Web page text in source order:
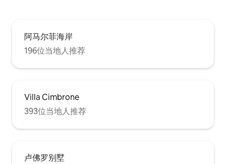
阿马尔菲海岸
196位当地人推荐
Villa Cimbrone
393位当地人推荐
卢佛罗别墅